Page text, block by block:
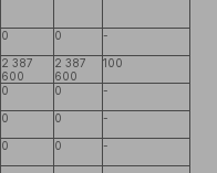
0 0 -
2 387
600
2 387
600
100
0 0 -
0 0 -
0 0 -